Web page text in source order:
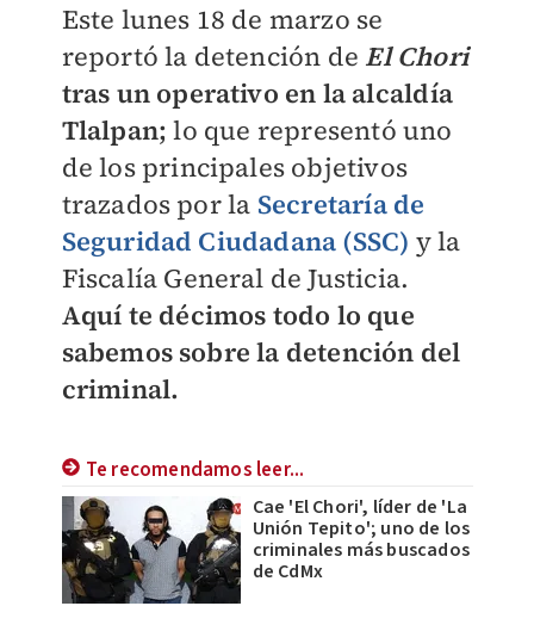
Este lunes 18 de marzo se
reportó la detención de El Chori
tras un operativo en la alcaldía
Tlalpan; lo que representó uno
de los principales objetivos
trazados por la Secretaría de
Seguridad Ciudadana (SSC) y la
Fiscalía General de Justicia.
Aquí te décimos todo lo que
sabemos sobre la detención del
criminal.
Te recomendamos leer...
Cae 'El Chori', líder de 'La
Unión Tepito'; uno de los
criminales más buscados
de CdMx